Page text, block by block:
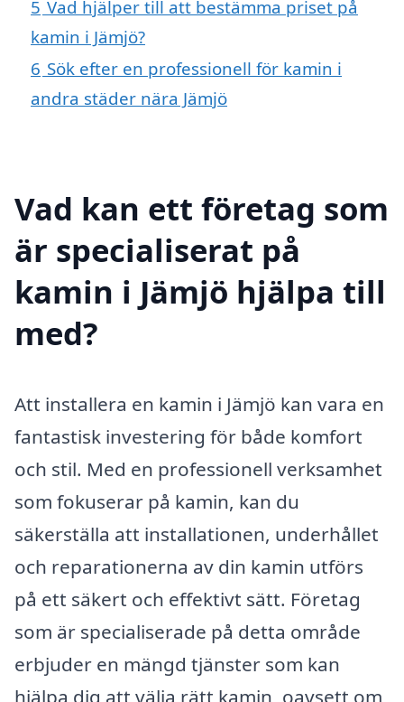
5 Vad hjälper till att bestämma priset på
kamin i Jämjö?
6 Sök efter en professionell för kamin i
andra städer nära Jämjö
Vad kan ett företag som
är specialiserat på
kamin i Jämjö hjälpa till
med?
Att installera en kamin i Jämjö kan vara en
fantastisk investering för både komfort
och stil. Med en professionell verksamhet
som fokuserar på kamin, kan du
säkerställa att installationen, underhållet
och reparationerna av din kamin utförs
på ett säkert och effektivt sätt. Företag
som är specialiserade på detta område
erbjuder en mängd tjänster som kan
hjälpa dig att välja rätt kamin, oavsett om